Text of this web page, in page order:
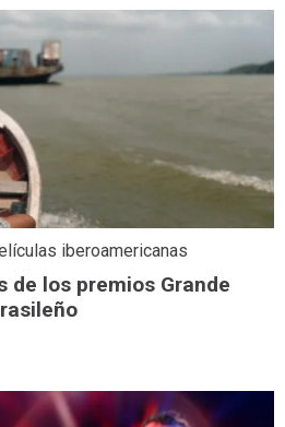
iberoamericanas
de los premios Grande